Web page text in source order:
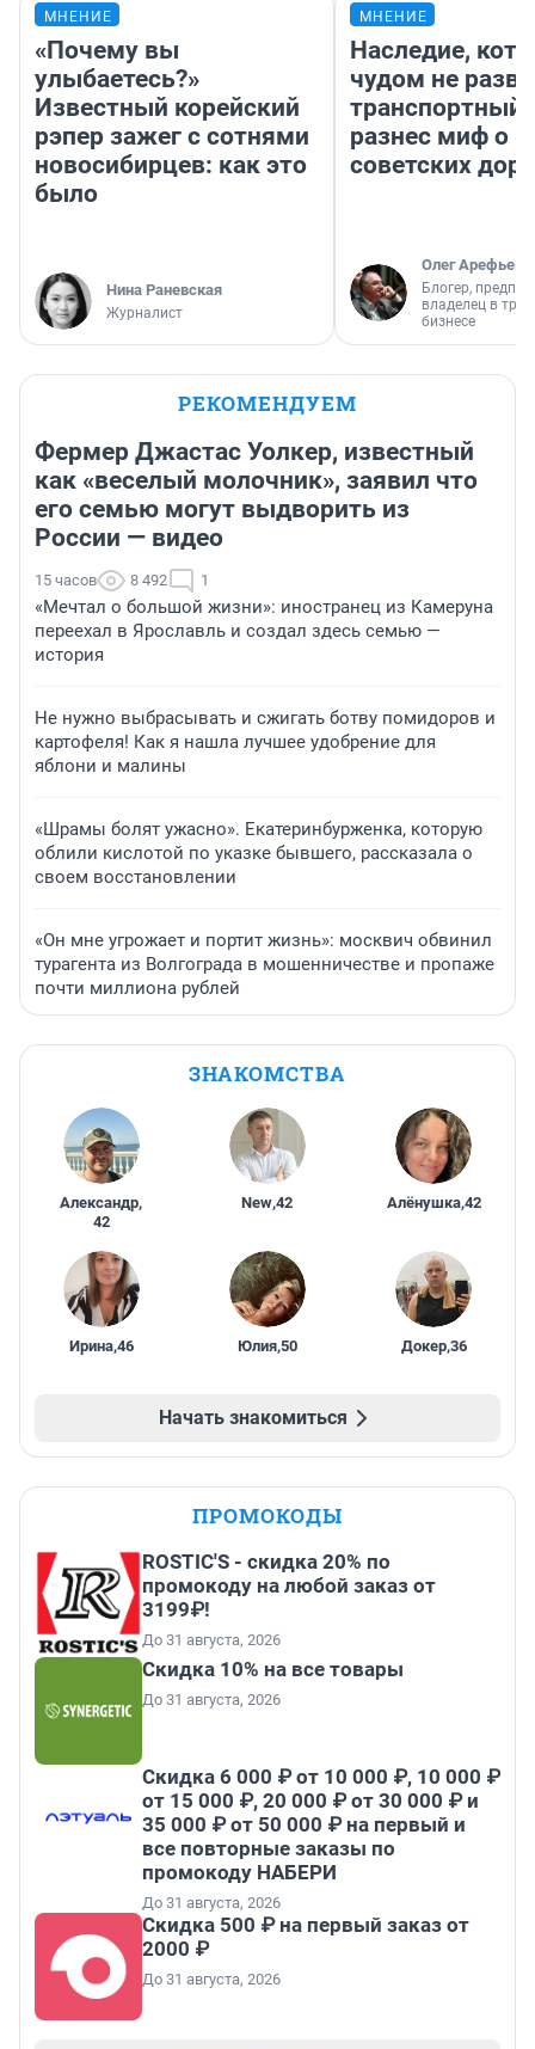
МНЕНИЕ
«Почему вы
улыбаетесь?»
Известный корейский
рэпер зажег с сотнями
новосибирцев: как это
было
Нина Раневская
Журналист
МНЕНИЕ
Наследие,
чудом не
транспортный
разнес миф о
советских
Олег Арефьев
Блогер,
владелец в
бизнесе
РЕКОМЕНДУЕМ
Фермер Джастас Уолкер, известный
как «веселый молочник», заявил что
его семью могут выдворить из
России — видео
15 часов 8 492 1
«Мечтал о большой жизни»: иностранец из Камеруна
переехал в Ярославль и создал здесь семью —
история
Не нужно выбрасывать и сжигать ботву помидоров и
картофеля! Как я нашла лучшее удобрение для
яблони и малины
«Шрамы болят ужасно». Екатеринбурженка, которую
облили кислотой по указке бывшего, рассказала о
своем восстановлении
«Он мне угрожает и портит жизнь»: москвич обвинил
турагента из Волгограда в мошенничестве и пропаже
почти миллиона рублей
ЗНАКОМСТВА
Александр,
42
New,42 Алёнушка,42
Ирина,46 Юлия,50 Докер,36
Начать знакомиться
ПРОМОКОДЫ
ROSTIC'S - скидка 20% по
промокоду на любой заказ от
3199₽!
До 31 августа, 2026
Скидка 10% на все товары
До 31 августа, 2026
Скидка 6 000 ₽ от 10 000 ₽, 10 000 ₽
от 15 000 ₽, 20 000 ₽ от 30 000 ₽ и
35 000 ₽ от 50 000 ₽ на первый и
все повторные заказы по
промокоду НАБЕРИ
До 31 августа, 2026
Скидка 500 ₽ на первый заказ от
2000 ₽
До 31 августа, 2026